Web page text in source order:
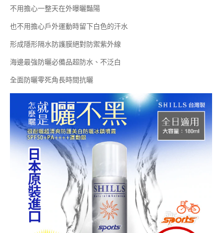
不用擔心一整天在外曝曬豔陽
也不用擔心戶外運動時留下白色的汗水
形成隱形隔水防護膜絕對防禦紫外線
海邊最強防曬必備品超防水、不泛白
全面防曬零死角長時間抗曬